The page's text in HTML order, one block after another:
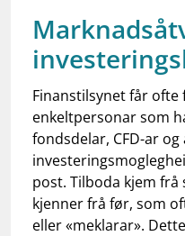
notifications_noneAbonner på
Finanstilsynet får
enkeltpersonar som
fondsdelar, CFD-ar
post. Tilboda kjem frå
kjenner frå før, som
eller «meklarar».